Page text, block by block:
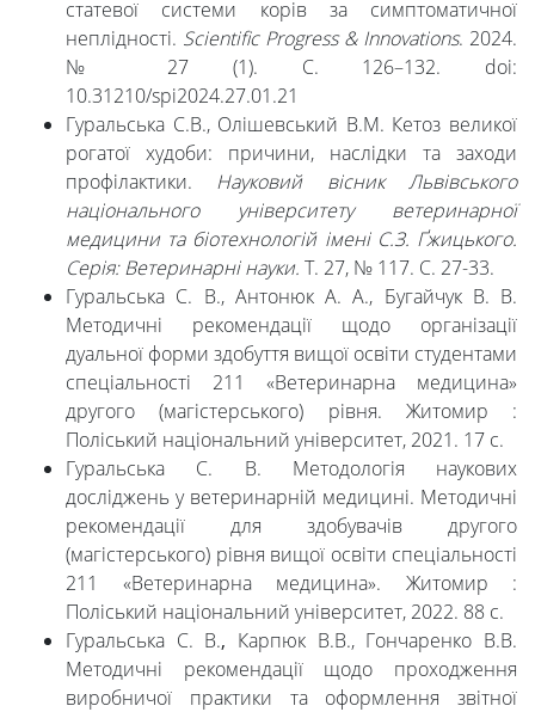
статевої системи корів за симптоматичної
неплідності. Scientific Progress & Innovations. 2024.
№ 27 (1). С. 126–132. doi:
10.31210/spi2024.27.01.21
Гуральська С.В., Олішевський В.М. Кетоз великої
рогатої худоби: причини, наслідки та заходи
профілактики. Науковий вісник Львівського
національного університету ветеринарної
медицини та біотехнологій імені С.З. Ґжицького.
Серія: Ветеринарні науки. Т. 27, № 117. С. 27-33.
Гуральська С. В., Антонюк А. А., Бугайчук В. В.
Методичні рекомендації щодо організації
дуальної форми здобуття вищої освіти студентами
спеціальності 211 «Ветеринарна медицина»
другого (магістерського) рівня. Житомир :
Поліський національний університет, 2021. 17 с.
Гуральська С. В. Методологія наукових
досліджень у ветеринарній медицині. Методичні
рекомендації для здобувачів другого
(магістерського) рівня вищої освіти спеціальності
211 «Ветеринарна медицина». Житомир :
Поліський національний університет, 2022. 88 с.
Гуральська С. В., Карпюк В.В., Гончаренко В.В.
Методичні рекомендації щодо проходження
виробничої практики та оформлення звітної